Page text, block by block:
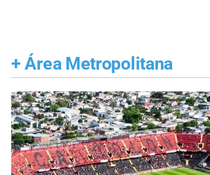
+ Área Metropolitana